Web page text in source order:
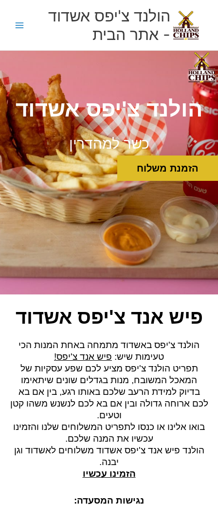
הולנד צ'יפס אשדוד
- אתר הבית
הולנד צ'יפס אשדוד
כשר למהדרין
הזמנת משלוח
פיש אנד צ'יפס אשדוד
הולנד צ'יפס באשדוד מתמחה באחת המנות הכי
טעימות שיש: פיש אנד צ'יפס!
תפריט הולנד צ'יפס מציע לכם שפע עסקיות של
המאכל המשובח, מנות בגדלים שונים שיתאימו
בדיוק למידת הרעב שלכם באותו רגע, בין אם בא
לכם ארוחה גדולה ובין אם בא לכם לנשנש משהו קטן
וטעים.
בואו אלינו או כנסו לתפריט המשלוחים שלנו והזמינו
עכשיו את המנה שלכם.
הולנד פיש אנד צ'יפס אשדוד משלוחים לאשדוד וגן
יבנה.
הזמינו עכשיו
נגישות המסעדה: